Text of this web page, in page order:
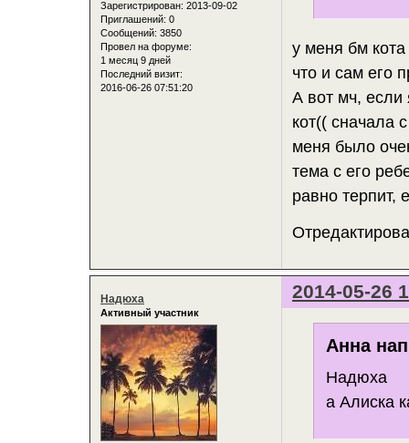
Зарегистрирован: 2013-09-02
Приглашений: 0
Сообщений: 3850
Провел на форуме:
1 месяц 9 дней
Последний визит:
2016-06-26 07:51:20
у меня бм
что и сам его
А вот мч, если
кот(( сначала
меня было
тема с его
равно терпит,
2014-05-26
Надюха
Активный участник
Анна
Надюха
а Алиска